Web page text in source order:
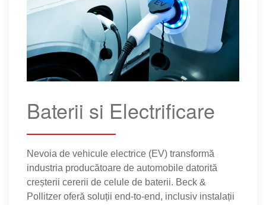
Baterii si Electrificare
Nevoia de vehicule electrice (EV) transformă
industria producătoare de automobile datorită
creșterii cererii de celule de baterii. Beck &
Pollitzer oferă soluții end-to-end, inclusiv instalații